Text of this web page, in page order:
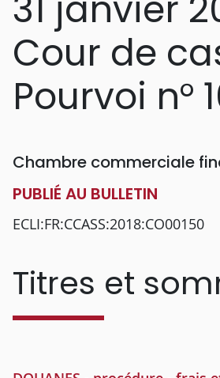
Cour de
Pourvoi n°
Chambre commerciale
PUBLIÉ AU BULLETIN
ECLI:FR:CCASS:2018:CO00150
Titres et